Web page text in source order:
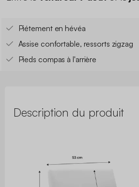
Piétement en hévéa
Assise confortable, ressorts zigzag
Pieds compas à l'arrière
Description du produit